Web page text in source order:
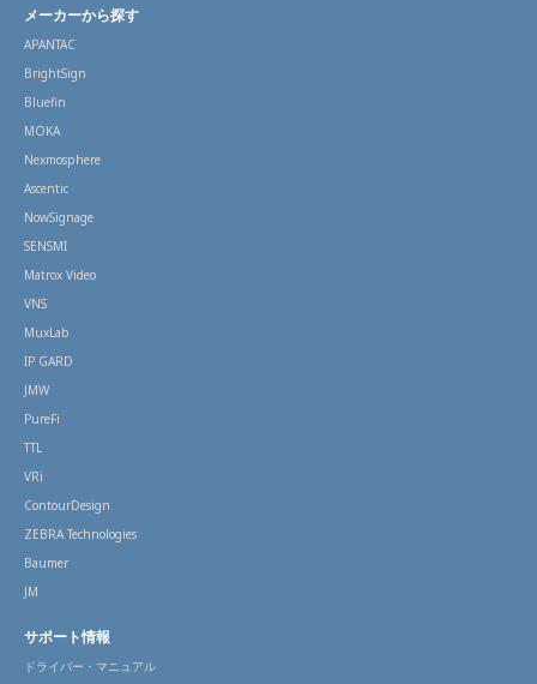
メーカーから探す
APANTAC
BrightSign
Bluefin
MOKA
Nexmosphere
Ascentic
NowSignage
SENSMI
Matrox Video
VNS
MuxLab
IP GARD
JMW
PureFi
TTL
VRi
ContourDesign
ZEBRA Technologies
Baumer
JM
サポート情報
ドライバー・マニュアル